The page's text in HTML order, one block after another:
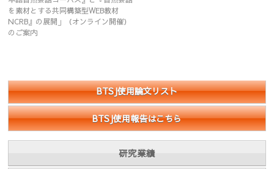
を素材とする共同構築型WEB教材
NCRB』の展開」（オンライン開催）
のご案内
BTSJ使用論文リスト
BTSJ使用報告はこちら
研究業績